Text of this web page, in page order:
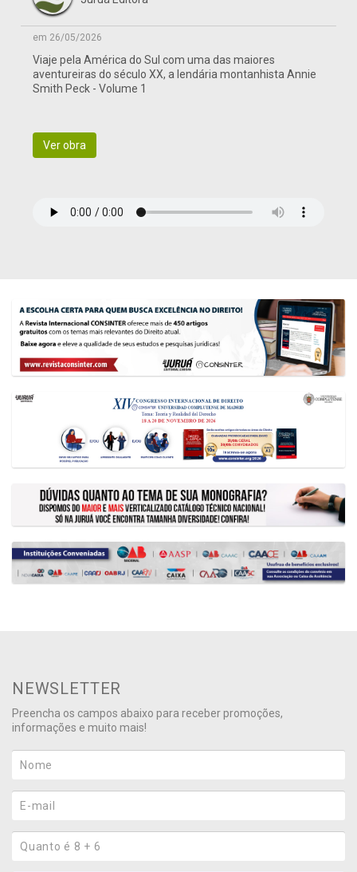
em 26/05/2026
Viaje pela América do Sul com uma das maiores
aventureiras do século XX, a lendária montanhista Annie
Smith Peck - Volume 1
Ver obra
NEWSLETTER
Preencha os campos abaixo para receber promoções,
informações e muito mais!